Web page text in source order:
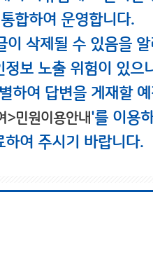
합하여 운영합니다.
삭제될 수 있음을
보 노출 위험이 있으
하여 답변을 게재할
>민원이용안내'를 이용
여 주시기 바랍니다.